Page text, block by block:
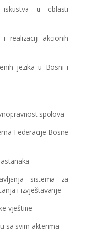
u oblasti
realizaciji akcionih
jezika u Bosni i
spolova
Federacije Bosne
sistema za
i izvještavanje
vještine
sa svim akterima